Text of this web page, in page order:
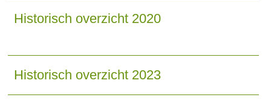
Historisch overzicht 2020
Historisch overzicht 2023